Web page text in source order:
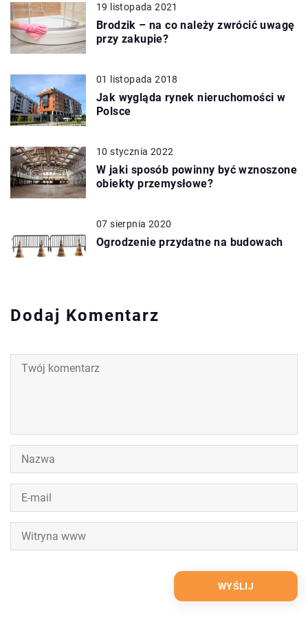
19 listopada 2021
Brodzik – na co należy zwrócić uwagę
przy zakupie?
01 listopada 2018
Jak wygląda rynek nieruchomości w
Polsce
10 stycznia 2022
W jaki sposób powinny być wznoszone
obiekty przemysłowe?
07 sierpnia 2020
Ogrodzenie przydatne na budowach
Dodaj Komentarz